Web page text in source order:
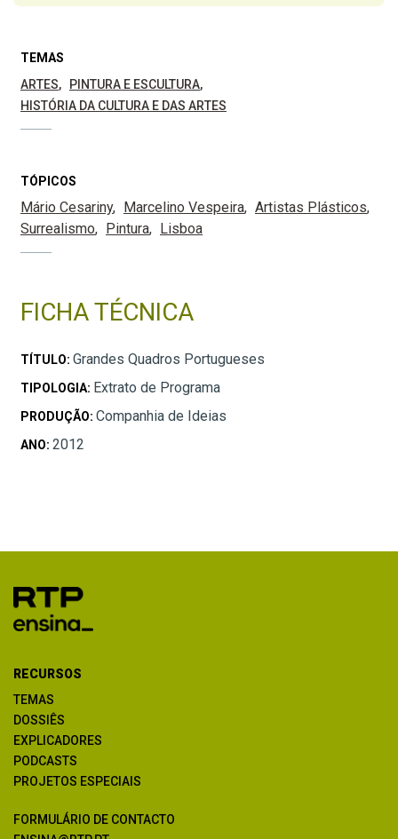
TEMAS
ARTES
PINTURA E ESCULTURA
HISTÓRIA DA CULTURA E DAS ARTES
TÓPICOS
Mário Cesariny Marcelino Vespeira
Artistas Plásticos
Surrealismo
Pintura Lisboa
FICHA TÉCNICA
TÍTULO: Grandes Quadros Portugueses
TIPOLOGIA: Extrato de Programa
PRODUÇÃO: Companhia de Ideias
ANO: 2012
RECURSOS
TEMAS
DOSSIÊS
EXPLICADORES
PODCASTS
PROJETOS ESPECIAIS
FORMULÁRIO DE CONTACTO